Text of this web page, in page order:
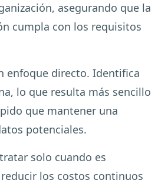
asegurando que la
cumpla con los requisitos
enfoque directo. Identifica
lo que resulta más sencillo
que mantener una
potenciales.
solo cuando es
los costos continuos